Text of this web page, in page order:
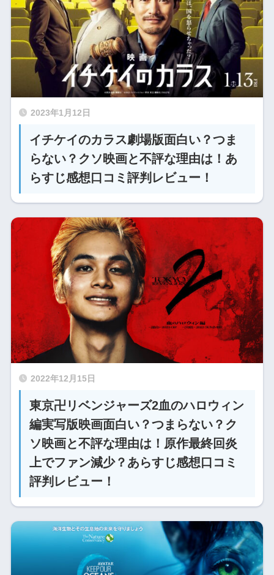
2023年1月12日
イチケイのカラス劇場版面白い？つま
らない？クソ映画と不評な理由は！あ
らすじ感想口コミ評判レビュー！
2022年12月15日
東京卍リベンジャーズ2血のハロウィン
編実写版映画面白い？つまらない？ク
ソ映画と不評な理由は！原作最終回炎
上でファン減少？あらすじ感想口コミ
評判レビュー！